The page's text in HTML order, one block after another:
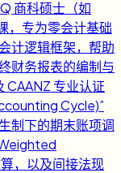
商科硕士（如
，专为零会计基础
计逻辑框架，帮助
财务报表的编制与
CAANZ 专业认证
Cycle)”
制下的期末账项调
，以及间接法现